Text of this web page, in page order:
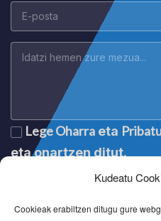
Kudeatu
Cookieak erabiltzen ditugu gure
Lege Oharra eta
eta onartzen ditut.